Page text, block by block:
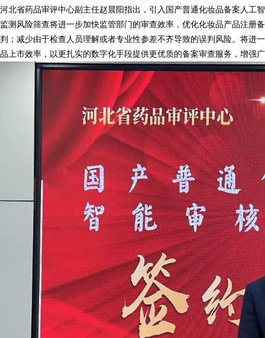
河北省药品审评中心副主任赵晨阳指出，引入国产普通化妆品备案人工
监测风险筛查将进一步加快监管部门的审查效率，优化化妆品产品注册
判；减少由于检查人员理解或者专业性参差不齐导致的误判风险。将进
品上市效率，以更扎实的数字化手段提供更优质的备案审查服务，增强